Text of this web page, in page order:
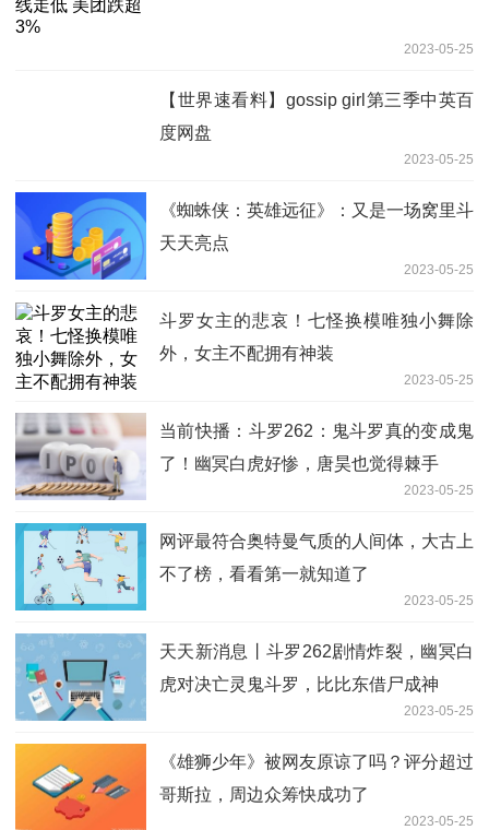
2023-05-25
【世界速看料】gossip girl第三季中英百
度网盘
2023-05-25
《蜘蛛侠：英雄远征》：又是一场窝里斗
天天亮点
2023-05-25
斗罗女主的悲哀！七怪换模唯独小舞除
外，女主不配拥有神装
2023-05-25
当前快播：斗罗262：鬼斗罗真的变成鬼
了！幽冥白虎好惨，唐昊也觉得棘手
2023-05-25
网评最符合奥特曼气质的人间体，大古上
不了榜，看看第一就知道了
2023-05-25
天天新消息丨斗罗262剧情炸裂，幽冥白
虎对决亡灵鬼斗罗，比比东借尸成神
2023-05-25
《雄狮少年》被网友原谅了吗？评分超过
哥斯拉，周边众筹快成功了
2023-05-25